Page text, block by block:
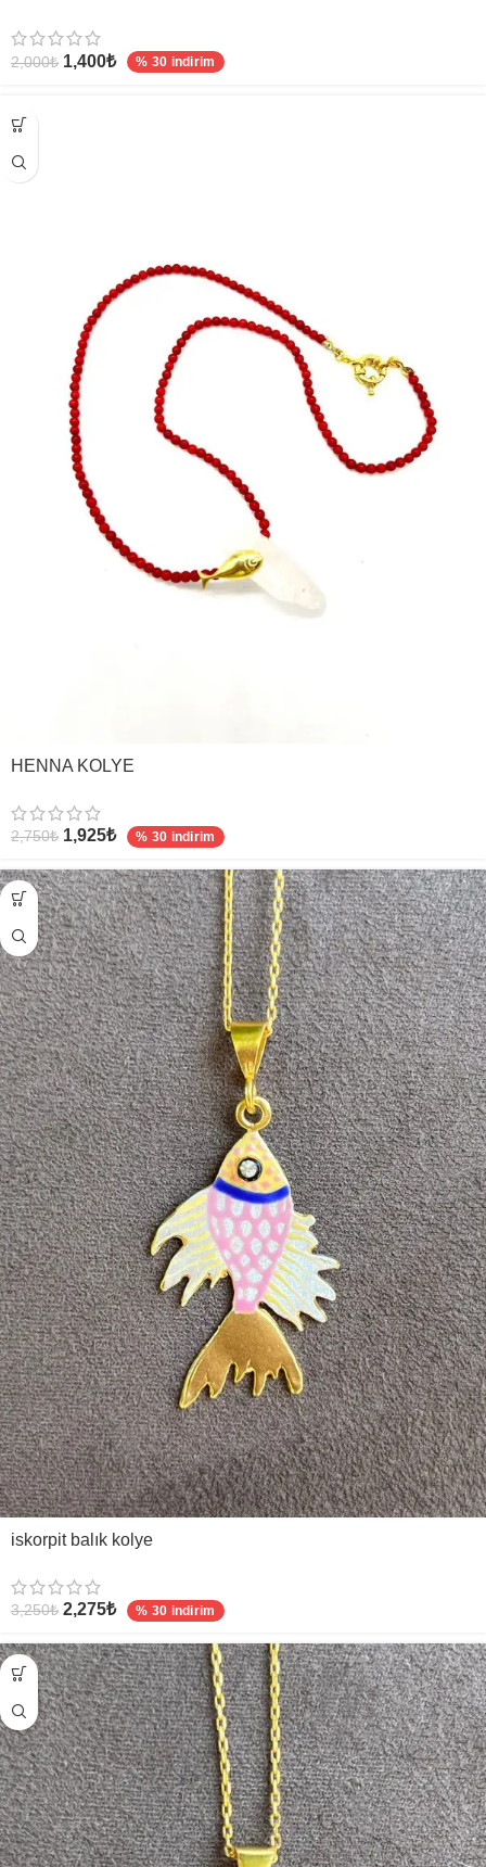
2,000₺ 1,400₺ % 30 indirim
HENNA KOLYE
2,750₺ 1,925₺ % 30 indirim
iskorpit balık kolye
3,250₺ 2,275₺ % 30 indirim